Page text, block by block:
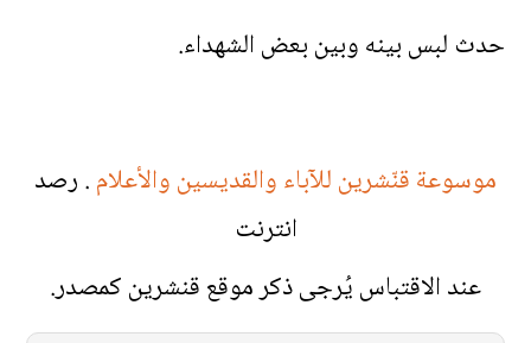
حدث لبس بينه وبين بعض الشهداء.
موسوعة قنّشرين للآباء والقديسين والأعلام. رصد
انترنت
عند الاقتباس يُرجى ذكر موقع قنشرين كمصدر.